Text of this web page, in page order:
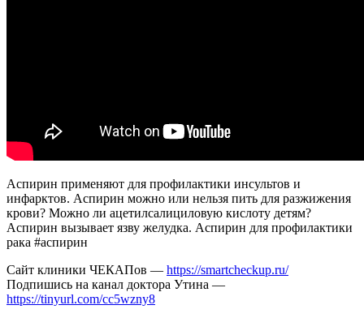
Аспирин применяют для профилактики инсультов и
инфарктов. Аспирин можно или нельзя пить для разжижения
крови? Можно ли ацетилсалициловую кислоту детям?
Аспирин вызывает язву желудка. Аспирин для профилактики
рака #аспирин
Сайт клиники ЧЕКАПов — https://smartcheckup.ru/
Подпишись на канал доктора Утина —
https://tinyurl.com/cc5wzny8